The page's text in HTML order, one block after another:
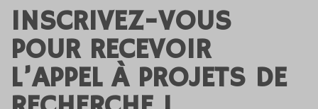
INSCRIVEZ-VOUS
POUR RECEVOIR
L’APPEL À PROJETS DE